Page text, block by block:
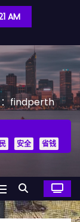
AM
：findperth
安全 省钱